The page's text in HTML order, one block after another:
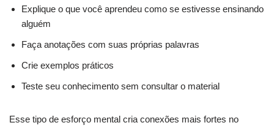
Explique o que você aprendeu como se estivesse ensinando
alguém
Faça anotações com suas próprias palavras
Crie exemplos práticos
Teste seu conhecimento sem consultar o material
Esse tipo de esforço mental cria conexões mais fortes no